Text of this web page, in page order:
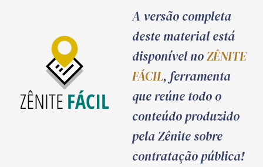
A versão completa
deste material está
disponível noZÊNITE
FÁCIL, ferramenta
que reúne todo o
conteúdo produzido
pela Zênite sobre
contratação pública!